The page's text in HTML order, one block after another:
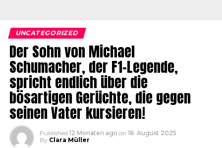
UNCATEGORIZED
Der Sohn von Michael
Schumacher, der F1-Legende,
spricht endlich über die
bösartigen Gerüchte, die gegen
seinen Vater kursieren!
Published 12 Monaten ago on 18. August 2025
By Clara Müller